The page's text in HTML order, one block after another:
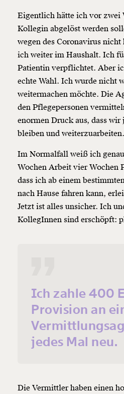
Eigentlich hätte ich vor zwei
Kollegin abgelöst werden
wegen des Coronavirus
ich weiter im Haushalt. Ich
Patientin verpflichtet. Aber
echte Wahl. Ich wurde nicht
weitermachen möchte. Die
den Pflegepersonen
enormen Druck aus, dass
bleiben und weiterzuarbeiten.
Im Normalfall weiß ich
Wochen Arbeit vier Wochen
dass ich ab einem
nach Hause fahren kann,
Jetzt ist alles unsicher. Ich
KollegInnen sind erschöpft:
Ich zahle 400
Provision an
jedes Mal neu.
Die Vermittler haben einen